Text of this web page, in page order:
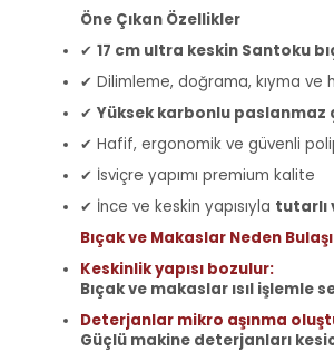
Öne Çıkan Özellikler
✔ 17 cm ultra keskin Santoku
✔ Dilimleme, doğrama, kıyma ve
✔ Yüksek karbonlu paslanmaz
✔ Hafif, ergonomik ve güvenli
✔ İsviçre yapımı premium kalite
✔ İnce ve keskin yapısıyla tutarlı
Bıçak ve Makaslar Neden
Keskinlik yapısı bozulur:
Bıçak ve makaslar ısıl işlemle
Deterjanlar mikro aşınma
Güçlü makine deterjanları